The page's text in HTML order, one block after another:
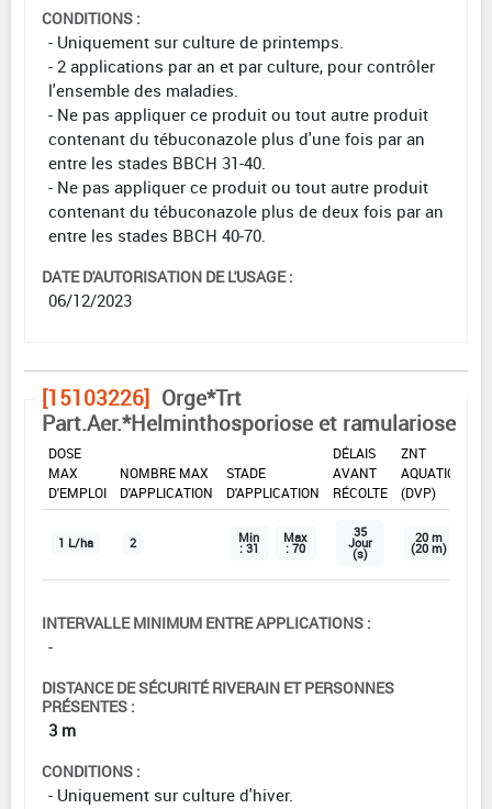
CONDITIONS :
- Uniquement sur culture de printemps.
- 2 applications par an et par culture, pour contrôler
l'ensemble des maladies.
- Ne pas appliquer ce produit ou tout autre produit
contenant du tébuconazole plus d'une fois par an
entre les stades BBCH 31-40.
- Ne pas appliquer ce produit ou tout autre produit
contenant du tébuconazole plus de deux fois par an
entre les stades BBCH 40-70.
DATE D'AUTORISATION DE L'USAGE :
06/12/2023
[15103226] Orge*Trt
Part.Aer.*Helminthosporiose et ramulariose
DOSE
MAX
D'EMPLOI
NOMBRE MAX
D'APPLICATION
STADE
D'APPLICATION
DÉLAIS
AVANT
RÉCOLTE
ZNT
AQUATIQUE
(DVP)
1 L/ha 2 Min
: 31
Max
: 70
35
Jour
(s)
20 m
(20 m)
INTERVALLE MINIMUM ENTRE APPLICATIONS :
-
DISTANCE DE SÉCURITÉ RIVERAIN ET PERSONNES
PRÉSENTES :
3 m
CONDITIONS :
- Uniquement sur culture d'hiver.